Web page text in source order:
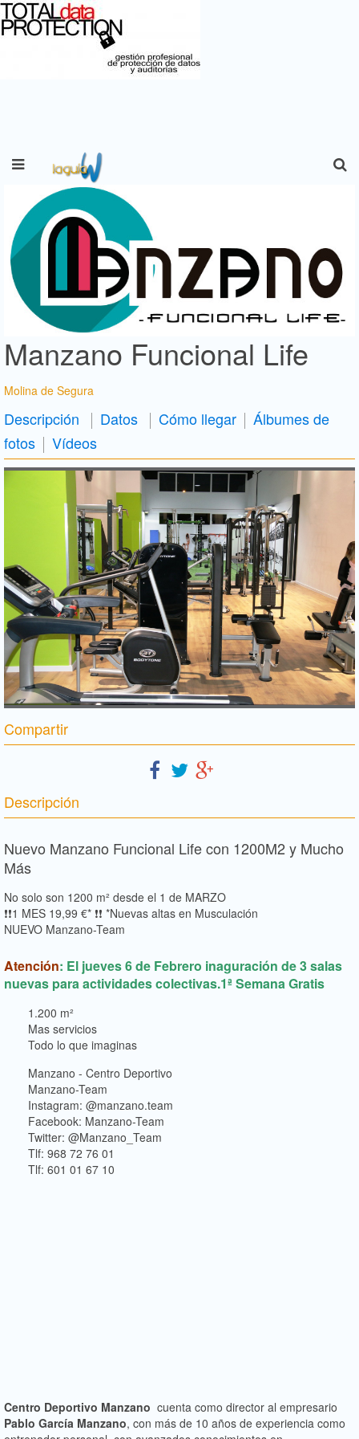
Manzano Funcional Life
Molina de Segura
Descripción Datos Cómo llegar
Álbumes de
fotos
Vídeos
Compartir
Descripción
Nuevo Manzano Funcional Life con 1200M2 y Mucho
Más
No solo son 1200 m² desde el 1 de MARZO
❗❗1 MES 19,99 €* ❗❗ *Nuevas altas en Musculación
NUEVO Manzano-Team
Atención: El jueves 6 de Febrero inaguración de 3 salas
nuevas para actividades colectivas.1ª Semana Gratis
1.200 m²
Mas servicios
Todo lo que imaginas
Manzano - Centro Deportivo
Manzano-Team
Instagram: @manzano.team
Facebook: Manzano-Team
Twitter: @Manzano_Team
Tlf: 968 72 76 01
Tlf: 601 01 67 10
Centro Deportivo Manzano cuenta como director al empresario
Pablo García Manzano, con más de 10 años de experiencia como